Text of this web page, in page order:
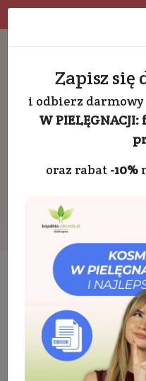
Eko dom
Sprzątanie
Płyn/Żel
Zapisz się
i odbierz darmowy
W
oraz rabat -10%